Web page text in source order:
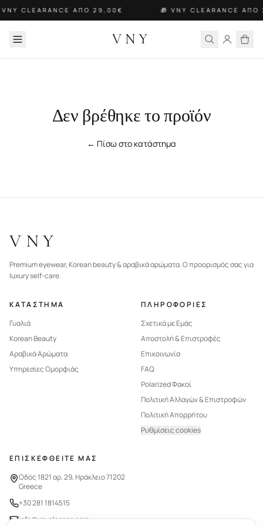
VNY CLEARANCE ΑΠΟ 29,00€ 🎁 VNY CLEARANCE
VNY
Δεν βρέθηκε το προϊόν
← Πίσω στο κατάστημα
VNY
Premium eyewear, Korean beauty & αραβικά αρώματα. Ο προορισμός σας για
luxury self-care.
ΚΑΤΑΣΤΗΜΑ
Γυαλιά
Korean Beauty
Αραβικά Αρώματα
Υπηρεσίες Ομορφιάς
ΠΛΗΡΟΦΟΡΙΕΣ
Σχετικά με Εμάς
Αποστολή & Επιστροφές
Επικοινωνία
FAQ
Polarized Φακοί
Πολιτική Αλλαγών & Επιστροφών
Πολιτική Απορρήτου
Ρυθμίσεις cookies
ΕΠΙΣΚΕΦΘΕΙΤΕ ΜΑΣ
Οδός 1821 αρ. 29, Ηράκλειο 71202
Greece
+30 281 1814515
info@vnyglasses.com